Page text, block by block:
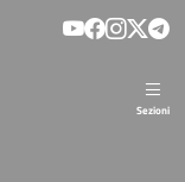
Sezioni